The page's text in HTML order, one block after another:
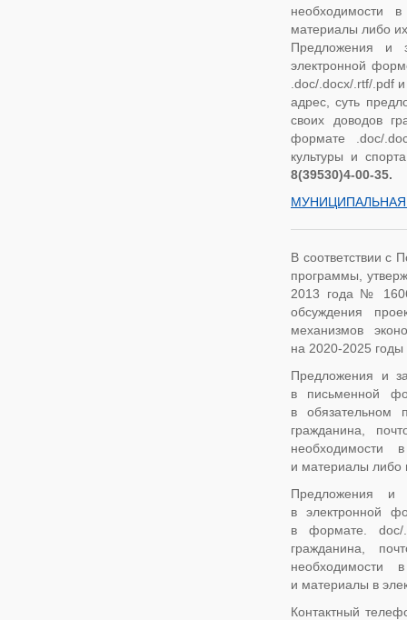
необходимости
материалы либо
Предложения и
электронной
.doc/.docx/.rtf/.pdf
адрес, суть
своих доводов
формате .doc/
культуры и
8(39530)4-00-35.
МУНИЦИПАЛЬНАЯ
В соответствии с
программы,
2013 года №
обсуждения
механизмов
на 2020-2025
Предложения и
в письменной
в обязательном
гражданина,
необходимости
и материалы либо
Предложения и
в электронной
в формате. doc/
гражданина,
необходимости
и материалы в
Контактный